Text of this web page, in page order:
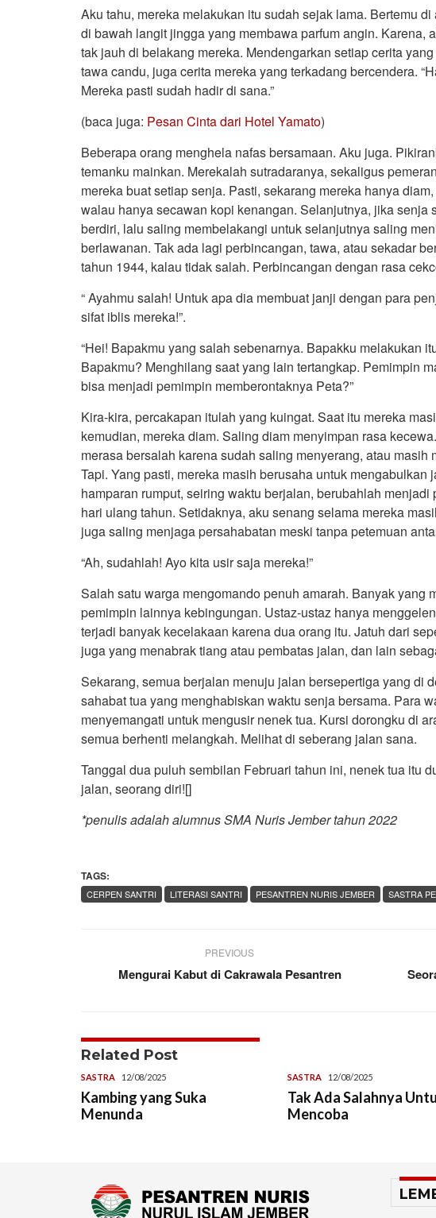
Aku tahu, mereka melakukan itu sudah sejak lama. Bertemu
di bawah langit jingga yang membawa parfum angin. Karena,
tak jauh di belakang mereka. Mendengarkan setiap cerita
tawa candu, juga cerita mereka yang terkadang bercendera.
Mereka pasti sudah hadir di sana.”
(baca juga: Pesan Cinta dari Hotel Yamato)
Beberapa orang menghela nafas bersamaan. Aku juga.
temanku mainkan. Merekalah sutradaranya, sekaligus
mereka buat setiap senja. Pasti, sekarang mereka hanya
walau hanya secawan kopi kenangan. Selanjutnya, jika senja
berdiri, lalu saling membelakangi untuk selanjutnya saling
berlawanan. Tak ada lagi perbincangan, tawa, atau sekadar
tahun 1944, kalau tidak salah. Perbincangan dengan rasa
“ Ayahmu salah! Untuk apa dia membuat janji dengan para
sifat iblis mereka!”.
“Hei! Bapakmu yang salah sebenarnya. Bapakku melakukan
Bapakmu? Menghilang saat yang lain tertangkap. Pemimpin
bisa menjadi pemimpin memberontaknya Peta?”
Kira-kira, percakapan itulah yang kuingat. Saat itu mereka
kemudian, mereka diam. Saling diam menyimpan rasa
merasa bersalah karena sudah saling menyerang, atau
Tapi. Yang pasti, mereka masih berusaha untuk
hamparan rumput, seiring waktu berjalan, berubahlah
hari ulang tahun. Setidaknya, aku senang selama mereka
juga saling menjaga persahabatan meski tanpa petemuan
“Ah, sudahlah! Ayo kita usir saja mereka!”
Salah satu warga mengomando penuh amarah. Banyak yang
pemimpin lainnya kebingungan. Ustaz-ustaz hanya
terjadi banyak kecelakaan karena dua orang itu. Jatuh dari
juga yang menabrak tiang atau pembatas jalan, dan lain
Sekarang, semua berjalan menuju jalan bersepertiga yang di
sahabat tua yang menghabiskan waktu senja bersama. Para
menyemangati untuk mengusir nenek tua. Kursi dorongku di
semua berhenti melangkah. Melihat di seberang jalan sana.
Tanggal dua puluh sembilan Februari tahun ini, nenek tua itu
jalan, seorang diri![]
*penulis adalah alumnus SMA Nuris Jember tahun 2022
TAGS:
CERPEN SANTRI LITERASI SANTRI PESANTREN NURIS JEMBER SASTRA
PREVIOUS
Mengurai Kabut di Cakrawala Pesantren
Related Post
SASTRA 12/08/2025
Kambing yang Suka
Menunda
SASTRA 12/08/2025
Tak Ada Salahnya
Mencoba